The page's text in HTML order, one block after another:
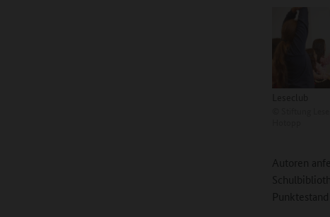
Autoren